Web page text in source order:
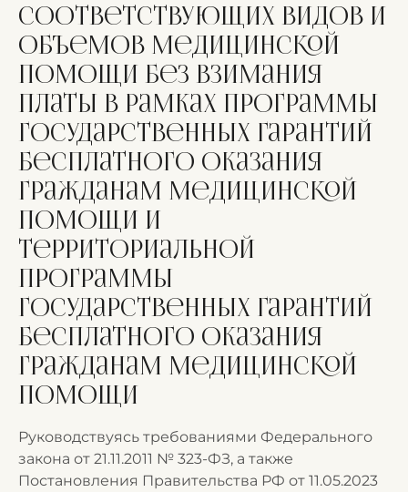
соответствующих видов и
объемов медицинской
помощи без взимания
платы в рамках программы
государственных гарантий
бесплатного оказания
гражданам медицинской
помощи и
территориальной
программы
государственных гарантий
бесплатного оказания
гражданам медицинской
помощи
Руководствуясь требованиями Федерального
закона от 21.11.2011 № 323-ФЗ, а также
Постановления Правительства РФ от 11.05.2023